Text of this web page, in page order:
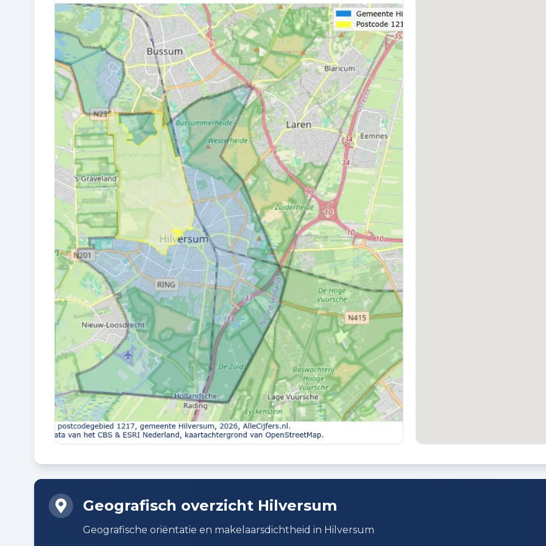
Bouw en energie
BOUWJAAR
1966
BOUWWIJZE
Bestaande bouw
ISOLATIE
Gedeeltelijk dubbel glas en vloerisolatie
VERWARMING
Blokverwarming
ENERGIELABEL
E
Kadastraal en VvE
EIGENDOMSSITUATIE
Volle eigendom
VVE INGESCHREVEN KVK
Ja
VVE PERIODIEKE BIJDRAGE
Ja
VVE RESERVEFONDS AANWEZIG
Ja
VVE OPSTALVERZEKERING
Ja
Buitenruimte en parkeren
BUITENRUIMTE
In centrum en in woonwijk
PARKEREN
Betaald parkeren, openbaar parkeren en
Geografisch overzicht Hilversum
Geografische oriëntatie en makelaarsdichtheid in Hilversum